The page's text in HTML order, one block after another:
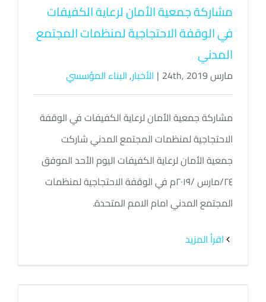
مشاركة جمعية الأمان لرعاية الكفيفات
في الوقفة الاحتجاجية لمنظمات المجتمع
المدني
مارس 24th, 2019 | الأخبار,البناء المؤسسي
مشاركة جمعية الأمان لرعاية الكفيفات في الوقفة
الاحتجاجية لمنظمات المجتمع المدني شاركت
جمعية الأمان لرعاية الكفيفات اليوم الأحد الموفق
٢٤/مارس /٢٠١٩م في الوقفة الاحتجاجية لمنظمات
المجتمع المدني امام الامم المتحدة.